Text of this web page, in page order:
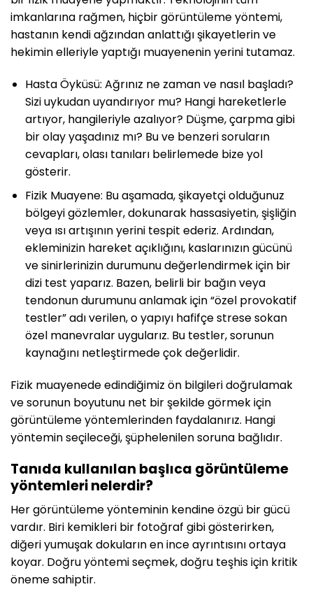
imkanlarına rağmen, hiçbir görüntüleme yöntemi,
hastanın kendi ağzından anlattığı şikayetlerin ve
hekimin elleriyle yaptığı muayenenin yerini tutamaz.
Hasta Öyküsü: Ağrınız ne zaman ve nasıl başladı?
Sizi uykudan uyandırıyor mu? Hangi hareketlerle
artıyor, hangileriyle azalıyor? Düşme, çarpma gibi
bir olay yaşadınız mı? Bu ve benzeri soruların
cevapları, olası tanıları belirlemede bize yol
gösterir.
Fizik Muayene: Bu aşamada, şikayetçi olduğunuz
bölgeyi gözlemler, dokunarak hassasiyetin, şişliğin
veya ısı artışının yerini tespit ederiz. Ardından,
ekleminizin hareket açıklığını, kaslarınızın gücünü
ve sinirlerinizin durumunu değerlendirmek için bir
dizi test yaparız. Bazen, belirli bir bağın veya
tendonun durumunu anlamak için “özel provokatif
testler” adı verilen, o yapıyı hafifçe strese sokan
özel manevralar uygularız. Bu testler, sorunun
kaynağını netleştirmede çok değerlidir.
Fizik muayenede edindiğimiz ön bilgileri doğrulamak
ve sorunun boyutunu net bir şekilde görmek için
görüntüleme yöntemlerinden faydalanırız. Hangi
yöntemin seçileceği, şüphelenilen soruna bağlıdır.
Tanıda kullanılan başlıca görüntüleme
yöntemleri nelerdir?
Her görüntüleme yönteminin kendine özgü bir gücü
vardır. Biri kemikleri bir fotoğraf gibi gösterirken,
diğeri yumuşak dokuların en ince ayrıntısını ortaya
koyar. Doğru yöntemi seçmek, doğru teşhis için kritik
öneme sahiptir.